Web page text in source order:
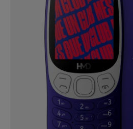
Recycling van apparaten
Zelfreparatie